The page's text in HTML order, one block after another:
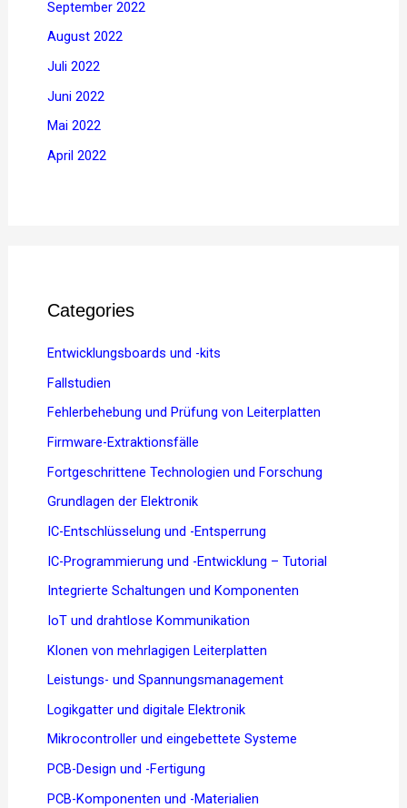
September 2022
August 2022
Juli 2022
Juni 2022
Mai 2022
April 2022
Categories
Entwicklungsboards und -kits
Fallstudien
Fehlerbehebung und Prüfung von Leiterplatten
Firmware-Extraktionsfälle
Fortgeschrittene Technologien und Forschung
Grundlagen der Elektronik
IC-Entschlüsselung und -Entsperrung
IC-Programmierung und -Entwicklung – Tutorial
Integrierte Schaltungen und Komponenten
IoT und drahtlose Kommunikation
Klonen von mehrlagigen Leiterplatten
Leistungs- und Spannungsmanagement
Logikgatter und digitale Elektronik
Mikrocontroller und eingebettete Systeme
PCB-Design und -Fertigung
PCB-Komponenten und -Materialien